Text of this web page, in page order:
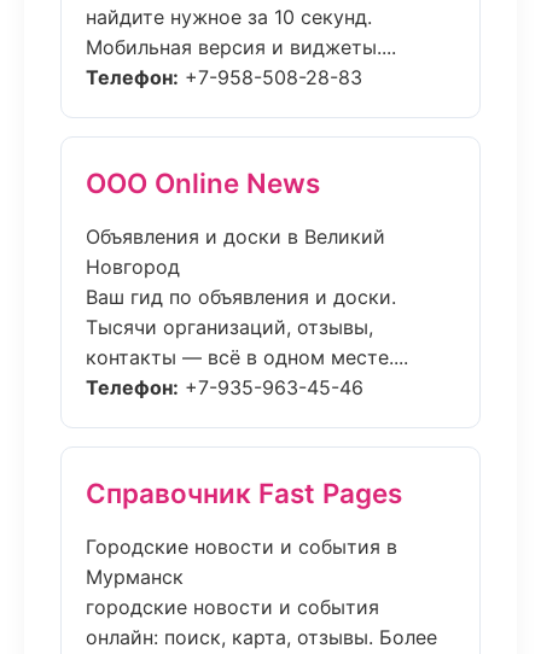
найдите нужное за 10 секунд.
Мобильная версия и виджеты....
Телефон: +7-958-508-28-83
ООО Online News
Объявления и доски в Великий
Новгород
Ваш гид по объявления и доски.
Тысячи организаций, отзывы,
контакты — всё в одном месте....
Телефон: +7-935-963-45-46
Справочник Fast Pages
Городские новости и события в
Мурманск
городские новости и события
онлайн: поиск, карта, отзывы. Более